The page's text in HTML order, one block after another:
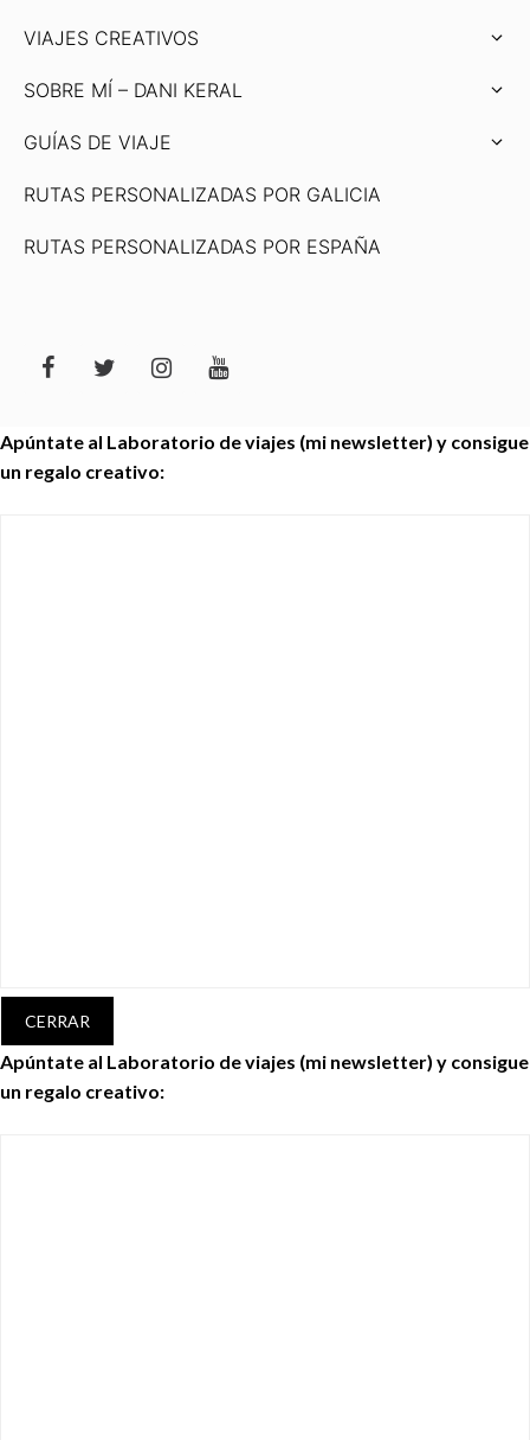
VIAJES CREATIVOS
SOBRE MÍ – DANI KERAL
GUÍAS DE VIAJE
RUTAS PERSONALIZADAS POR GALICIA
RUTAS PERSONALIZADAS POR ESPAÑA
Apúntate al Laboratorio de viajes (mi newsletter) y consigue
un regalo creativo:
CERRAR
Apúntate al Laboratorio de viajes (mi newsletter) y consigue
un regalo creativo: